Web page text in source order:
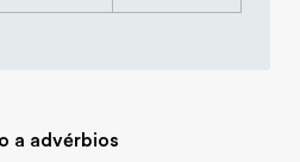
a advérbios